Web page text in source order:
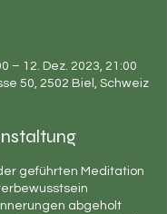
– 12. Dez. 2023, 21:00
50, 2502 Biel, Schweiz
geführten Meditation
abgeholt